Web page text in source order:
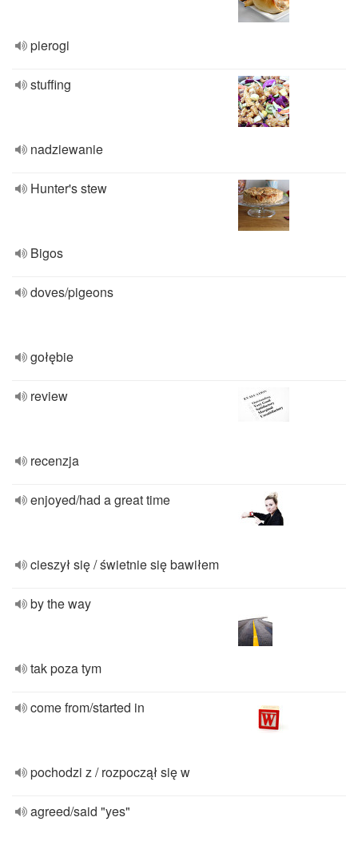
pierogi
stuffing
nadziewanie
Hunter's stew
Bigos
doves/pigeons
gołębie
review
recenzja
enjoyed/had a great time
cieszył się / świetnie się bawiłem
by the way
tak poza tym
come from/started in
pochodzi z / rozpoczął się w
agreed/said "yes"